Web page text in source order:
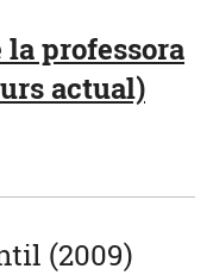
professora
actual)
(2009)